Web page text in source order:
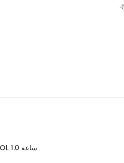
ساعة LOL 1.0 قطعة بلاستيك